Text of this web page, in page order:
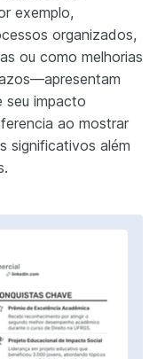
exemplo,
organizados,
ou como melhorias
seu impacto
ao mostrar
significativos além